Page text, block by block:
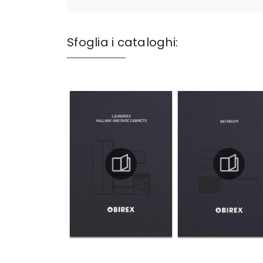
Sfoglia i cataloghi: